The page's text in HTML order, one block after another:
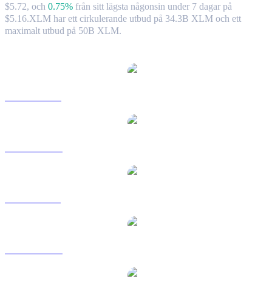
$5.72, och 0.75% från sitt lägsta någonsin under 7 dagar på
$5.16.XLM har ett cirkulerande utbud på 34.3B XLM och ett
maximalt utbud på 50B XLM.